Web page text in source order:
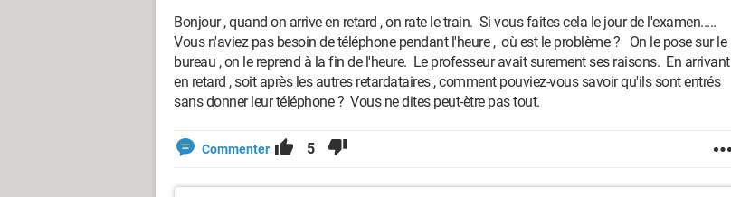
Bonjour , quand on arrive en retard , on rate le train. Si vous faites cela le jour de l'examen.....
Vous n'aviez pas besoin de téléphone pendant l'heure , où est le problème ? On le pose sur le
bureau , on le reprend à la fin de l'heure. Le professeur avait surement ses raisons. En arrivant
en retard , soit après les autres retardataires , comment pouviez-vous savoir qu'ils sont entrés
sans donner leur téléphone ? Vous ne dites peut-ètre pas tout.
Commenter 5